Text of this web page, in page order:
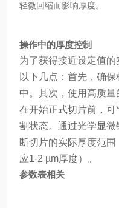
轻微回缩而影响厚度。
操作中的厚度控制
为了获得接近设定值
以下几点：首先，确
中。其次，使用高质量
在开始正式切片前，
割状态。通过光学显微
断切片的实际厚度范
应1-2 µm厚度）。
参数表相关